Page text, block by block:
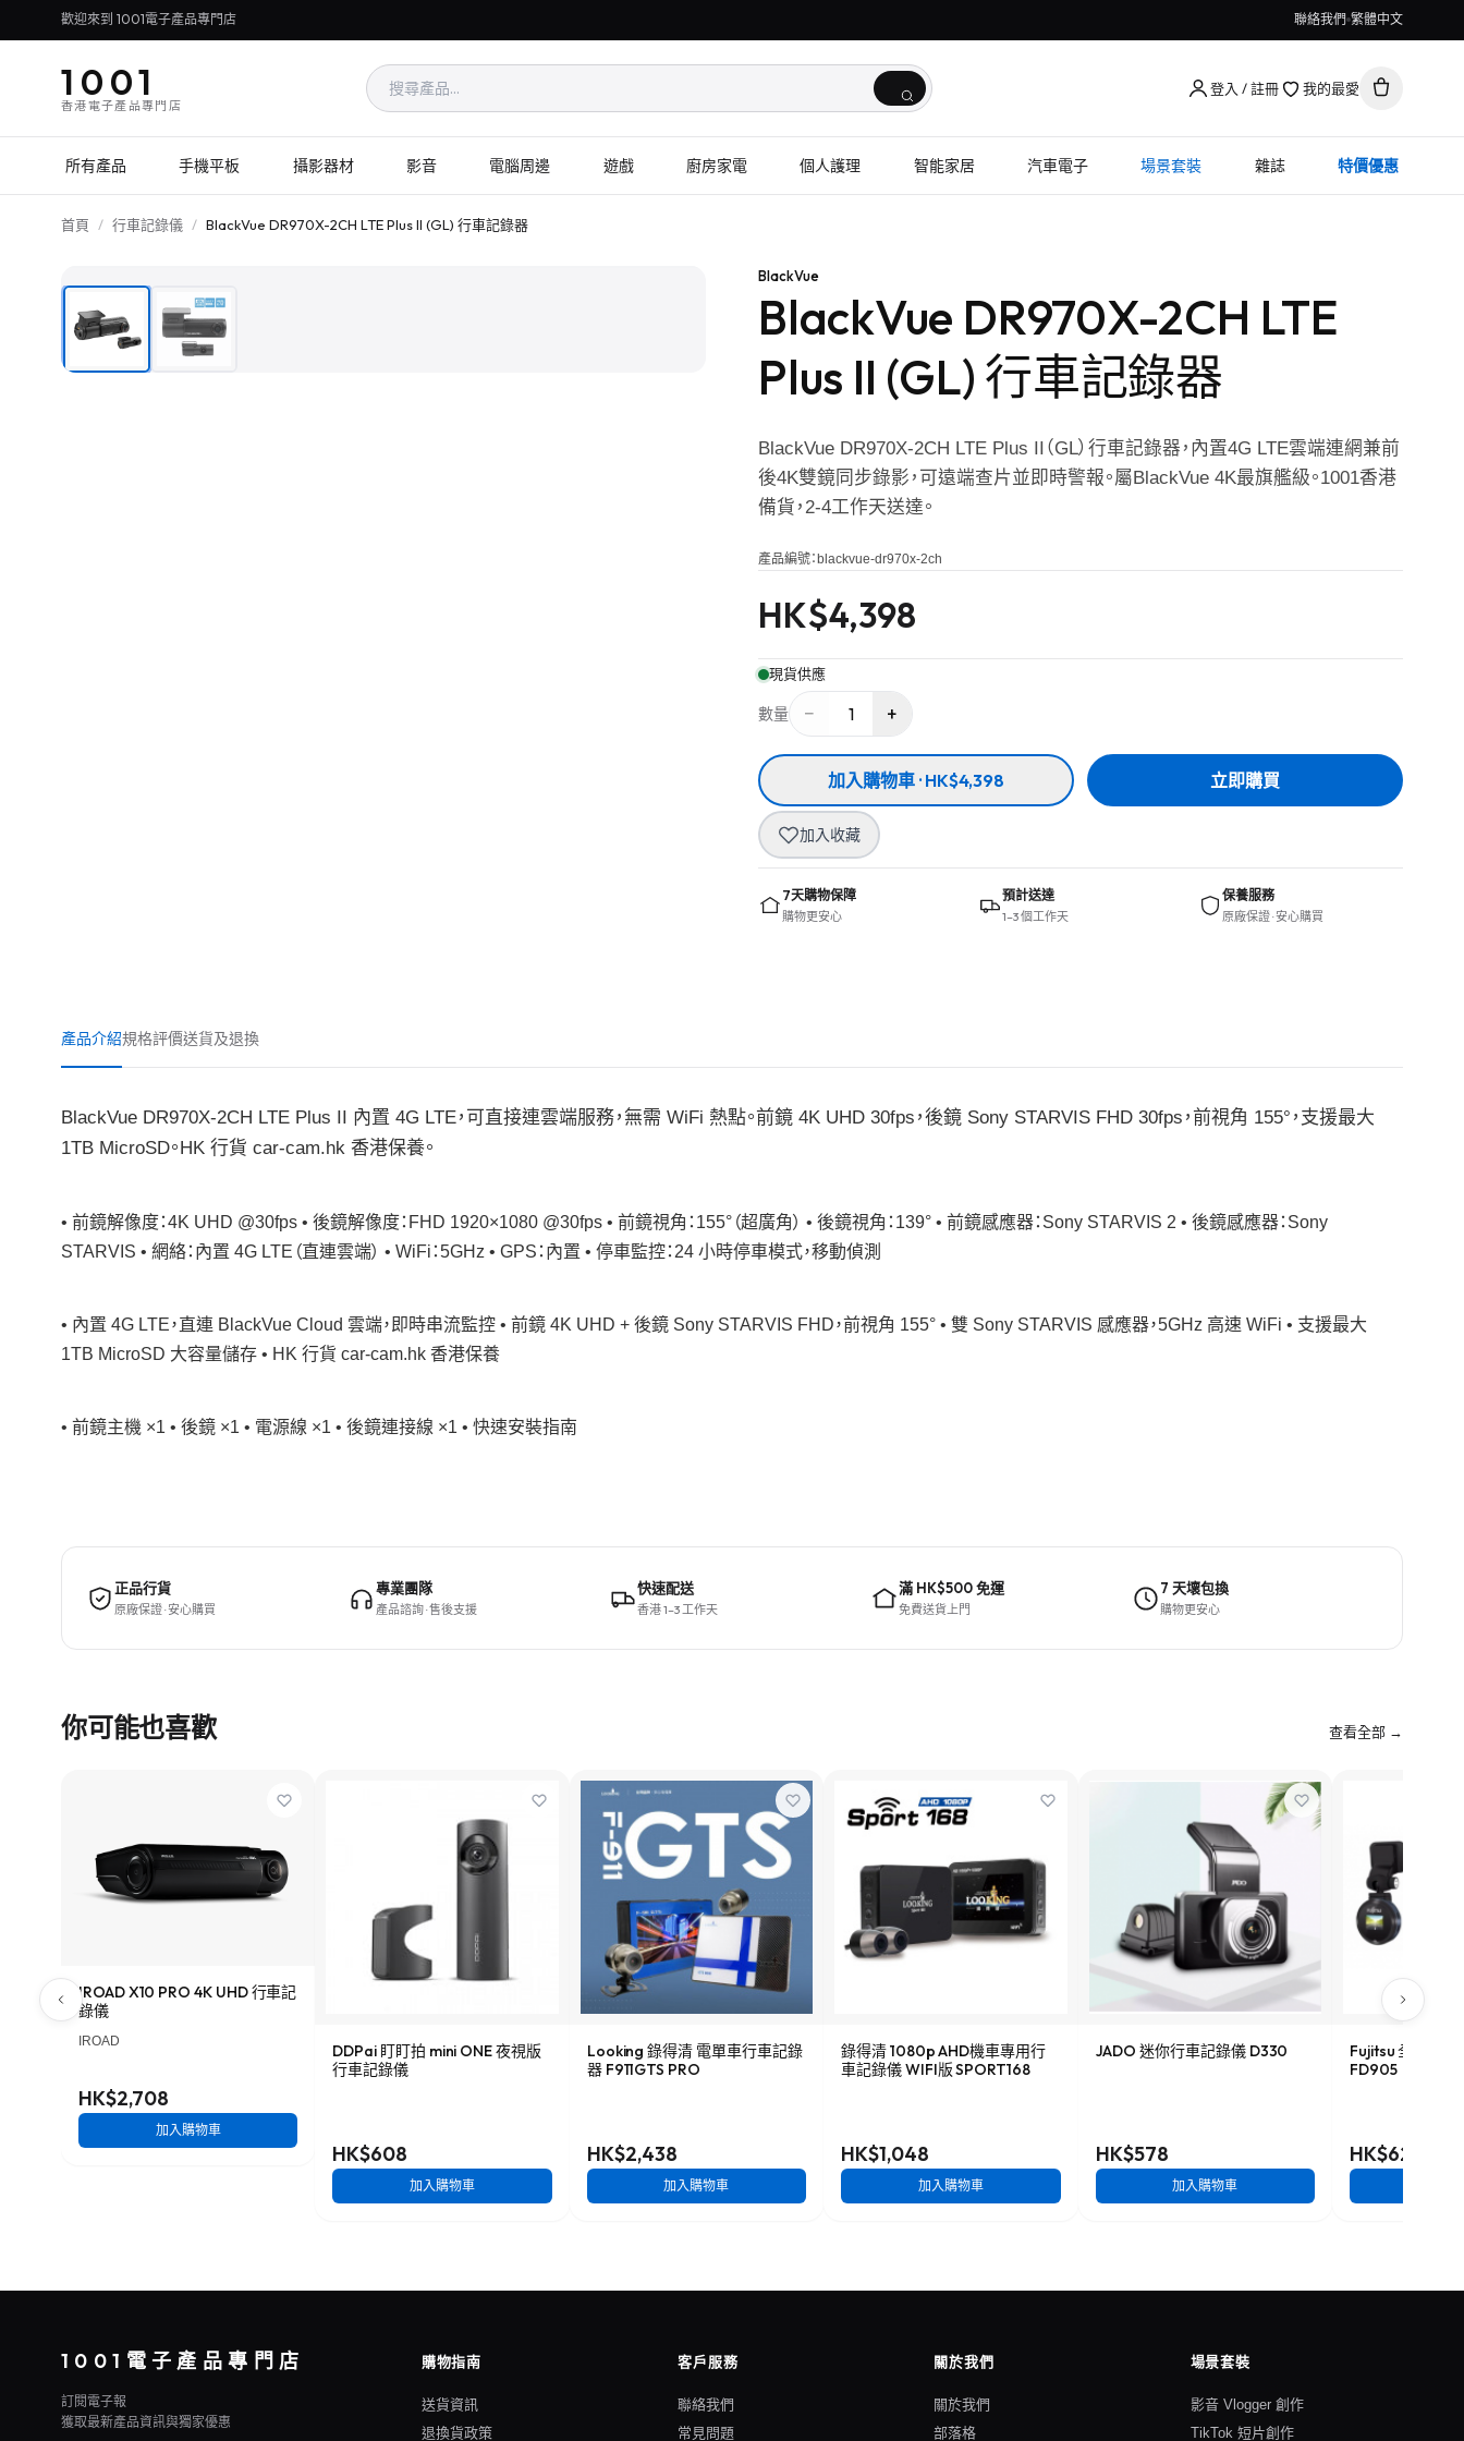
歡迎來到 1001電子產品專門店 聯絡我們 繁體中文
1001
香港電子產品專門店
登入 / 註冊 我的最愛
所有產品 手機平板 攝影器材 影音 電腦周邊 遊戲 廚房家電 個人護理 智能家居 汽車電子 場景套裝 雜誌 特價優惠
首頁 / 行車記錄儀 / BlackVue DR970X-2CH LTE Plus II (GL) 行車記錄器
BlackVue
BlackVue DR970X-2CH LTE
Plus II (GL) 行車記錄器
BlackVue DR970X-2CH LTE Plus II（GL）行車記錄器，內置4G LTE雲端連網兼前
後4K雙鏡同步錄影，可遠端查片並即時警報。屬BlackVue 4K最旗艦級。1001香港
備貨，2-4工作天送達。
產品編號： blackvue-dr970x-2ch
HK$4,398
現貨供應
數量 − 1 +
加入購物車 · HK$4,398 立即購買
加入收藏
7天購物保障
購物更安心
預計送達
1–3 個工作天
保養服務
原廠保證 · 安心購買
產品介紹規格評價送貨及退換
BlackVue DR970X-2CH LTE Plus II 內置 4G LTE，可直接連雲端服務，無需 WiFi 熱點。前鏡 4K UHD 30fps，後鏡 Sony STARVIS FHD 30fps，前視角 155°，支援最大
1TB MicroSD。HK 行貨 car-cam.hk 香港保養。
• 前鏡解像度：4K UHD @30fps • 後鏡解像度：FHD 1920×1080 @30fps • 前鏡視角：155°（超廣角） • 後鏡視角：139° • 前鏡感應器：Sony STARVIS 2 • 後鏡感應器：Sony
STARVIS • 網絡：內置 4G LTE（直連雲端） • WiFi：5GHz • GPS：內置 • 停車監控：24 小時停車模式，移動偵測
• 內置 4G LTE，直連 BlackVue Cloud 雲端，即時串流監控 • 前鏡 4K UHD + 後鏡 Sony STARVIS FHD，前視角 155° • 雙 Sony STARVIS 感應器，5GHz 高速 WiFi • 支援最大
1TB MicroSD 大容量儲存 • HK 行貨 car-cam.hk 香港保養
• 前鏡主機 ×1 • 後鏡 ×1 • 電源線 ×1 • 後鏡連接線 ×1 • 快速安裝指南
正品行貨
原廠保證 · 安心購買
專業團隊
產品諮詢 · 售後支援
快速配送
香港 1–3 工作天
滿 HK$500 免運
免費送貨上門
7 天壞包換
購物更安心
你可能也喜歡 查看全部 →
IROAD X10 PRO 4K UHD 行車記
錄儀
IROAD
HK$2,708
加入購物車
DDPai 盯盯拍 mini ONE 夜視版
行車記錄儀
HK$608
加入購物車
Looking 錄得清 電單車行車記錄
器 F911GTS PRO
HK$2,438
加入購物車
錄得清 1080p AHD機車專用行
車記錄儀 WIFI版 SPORT168
HK$1,048
加入購物車
JADO 迷你行車記錄儀 D330
HK$578
加入購物車
Fujitsu 全高清行
FD905
HK$628
1001電子產品專門店
訂閱電子報
獲取最新產品資訊與獨家優惠
購物指南
送貨資訊
退換貨政策
客戶服務
聯絡我們
常見問題
關於我們
關於我們
部落格
場景套裝
影音 Vlogger 創作
TikTok 短片創作